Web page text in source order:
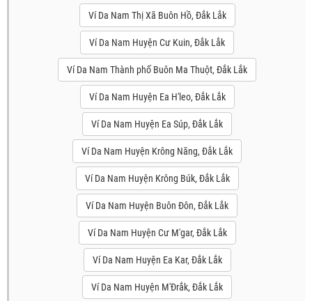
Ví Da Nam Thị Xã Buôn Hồ, Đắk Lắk
Ví Da Nam Huyện Cư Kuin, Đắk Lắk
Ví Da Nam Thành phố Buôn Ma Thuột, Đắk Lắk
Ví Da Nam Huyện Ea H'leo, Đắk Lắk
Ví Da Nam Huyện Ea Súp, Đắk Lắk
Ví Da Nam Huyện Krông Năng, Đắk Lắk
Ví Da Nam Huyện Krông Búk, Đắk Lắk
Ví Da Nam Huyện Buôn Đôn, Đắk Lắk
Ví Da Nam Huyện Cư M'gar, Đắk Lắk
Ví Da Nam Huyện Ea Kar, Đắk Lắk
Ví Da Nam Huyện M'Đrắk, Đắk Lắk